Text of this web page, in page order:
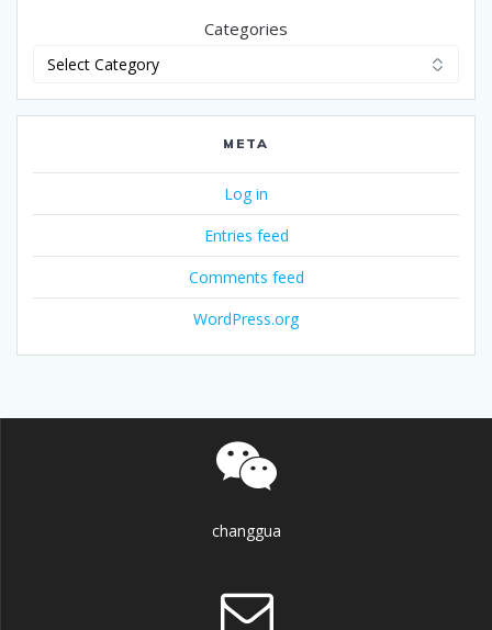
Categories
META
Log in
Entries feed
Comments feed
WordPress.org
changgua